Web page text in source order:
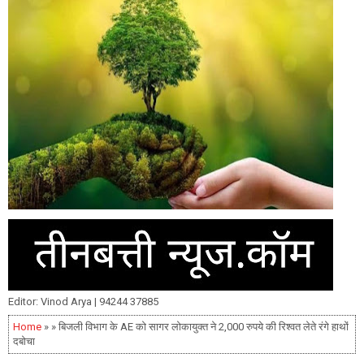
Editor: Vinod Arya | 94244 37885
Home » » बिजली विभाग के AE को सागर लोकायुक्त ने 2,000 रुपये की रिश्वत लेते रंगे हाथों
दबोचा